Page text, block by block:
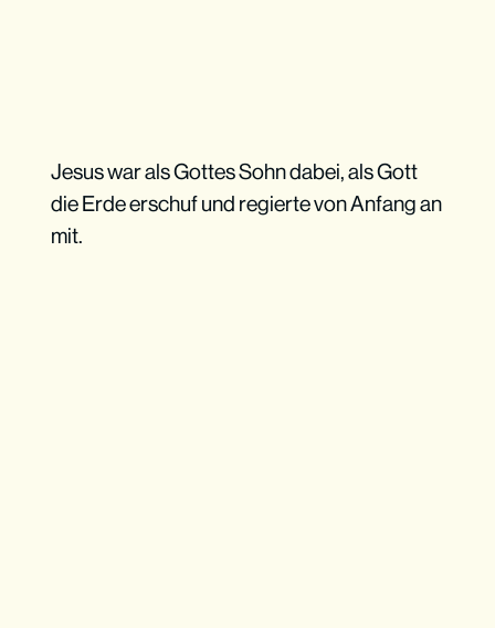
Jesus war als Gottes Sohn dabei, als Gott
die Erde erschuf und regierte von Anfang an
mit.